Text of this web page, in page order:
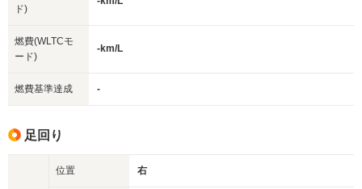
ド)
燃費(WLTCモ
ード)
-km/L
燃費基準達成 -
足回り
位置 右